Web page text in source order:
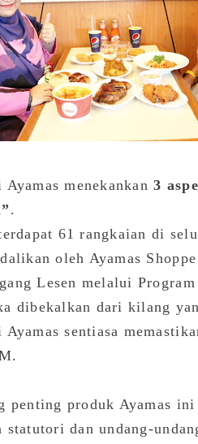
Ayamas menekankan 3
.
61 rangkaian di
oleh Ayamas
Lesen melalui
dibekalkan dari kilang
Ayamas sentiasa
penting produk Ayamas
statutori dan undang-